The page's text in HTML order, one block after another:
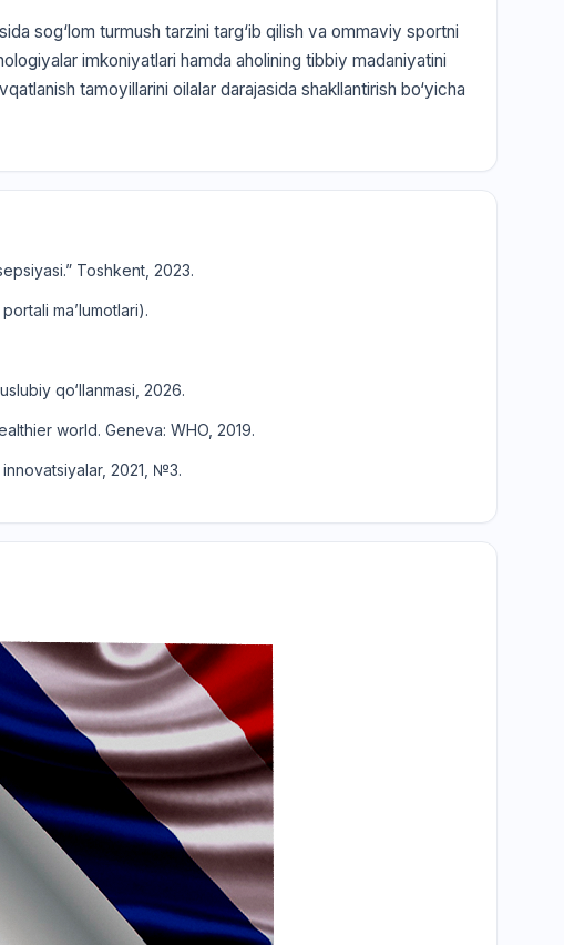
sog‘lom turmush tarzini targ‘ib qilish va ommaviy sportni
imkoniyatlari hamda aholining tibbiy madaniyatini
tamoyillarini oilalar darajasida shakllantirish bo‘yicha
Toshkent, 2023.
ma’lumotlari).
qo‘llanmasi, 2026.
world. Geneva: WHO, 2019.
innovatsiyalar, 2021, №3.